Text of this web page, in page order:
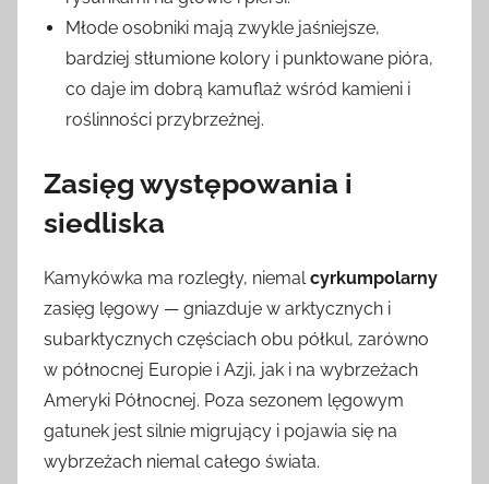
Młode osobniki mają zwykle jaśniejsze,
bardziej stłumione kolory i punktowane pióra,
co daje im dobrą kamuflaż wśród kamieni i
roślinności przybrzeżnej.
Zasięg występowania i
siedliska
Kamykówka ma rozległy, niemalcyrkumpolarny
zasięg lęgowy — gniazduje w arktycznych i
subarktycznych częściach obu półkul, zarówno
w północnej Europie i Azji, jak i na wybrzeżach
Ameryki Północnej. Poza sezonem lęgowym
gatunek jest silnie migrujący i pojawia się na
wybrzeżach niemal całego świata.